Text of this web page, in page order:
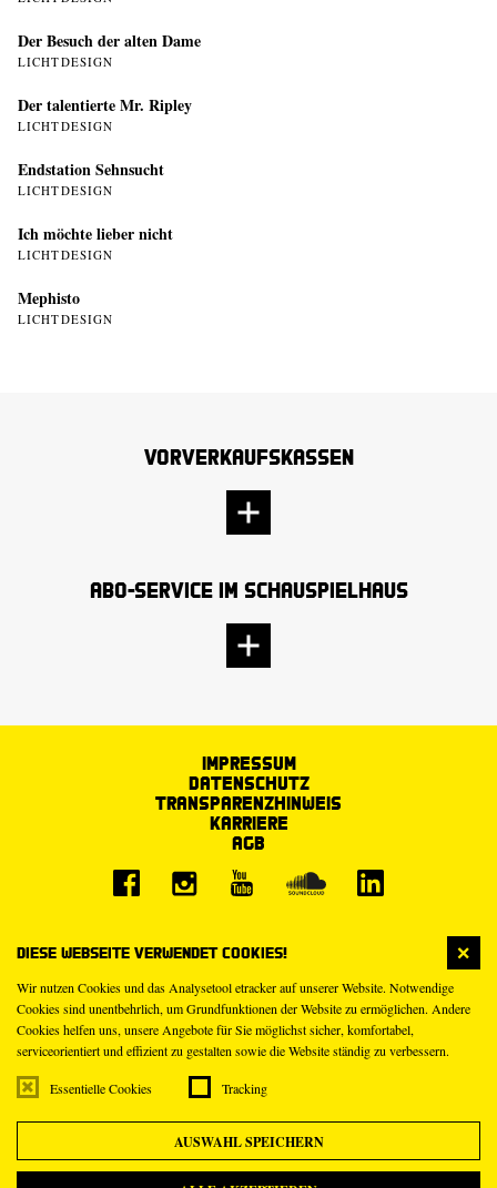
Diese Webseite verwendet Cookies!
Wir nutzen Cookies und das Analysetool etracker auf unserer Website. Notwendige
Cookies sind unentbehrlich, um Grundfunktionen der Website zu ermöglichen. Andere
Cookies helfen uns, unsere Angebote für Sie möglichst sicher, komfortabel,
serviceorientiert und effizient zu gestalten sowie die Website ständig zu verbessern.
Essentielle Cookies Tracking
AUSWAHL SPEICHERN
Der Besuch der alten Dame
LICHTDESIGN
Der talentierte Mr. Ripley
LICHTDESIGN
Endstation Sehnsucht
LICHTDESIGN
Ich möchte lieber nicht
LICHTDESIGN
Mephisto
LICHTDESIGN
Vorverkaufskassen
Abo-Service im Schauspielhaus
Impressum
Datenschutz
Transparenzhinweis
Karriere
AGB